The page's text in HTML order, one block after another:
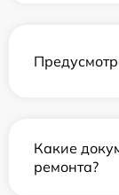
Какие
ремонта?